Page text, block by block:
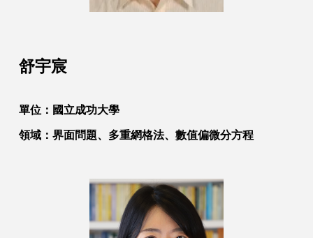
舒宇宸
單位： 國立成功大學
領域：界面問題、多重網格法、數值偏微分方程